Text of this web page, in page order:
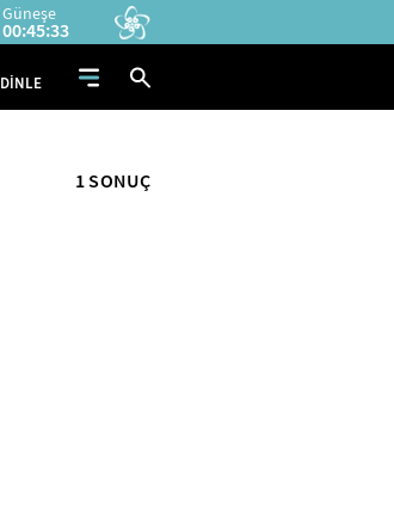
Güneşe
00:45:33
DİNLE
1 SONUÇ